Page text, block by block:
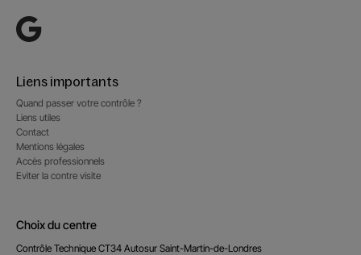
Liens importants
Quand passer votre contrôle ?
Liens utiles
Contact
Mentions légales
Accès professionnels
Eviter la contre visite
Choix du centre
Contrôle Technique CT34 Autosur Saint-Martin-de-Londres